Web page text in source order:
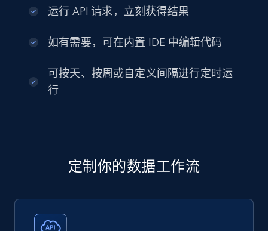
运行 API 请求，立刻获得结果
如有需要，可在内置 IDE 中编辑代码
可按天、按周或自定义间隔进行定时运
行
定制你的数据工作流